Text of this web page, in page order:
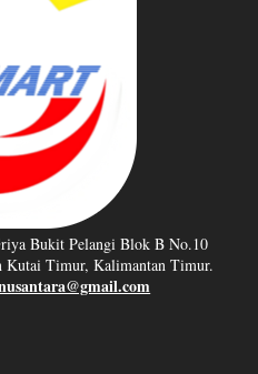
Bukit Pelangi Blok B No.10
Kutai Timur, Kalimantan Timur.